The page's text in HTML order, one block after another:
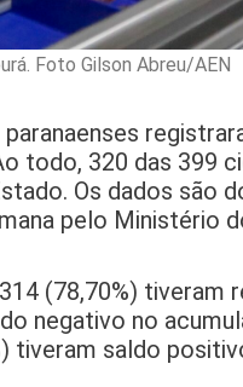
Foto Gilson Abreu/AEN
todo, 320 das 399
Os dados são
pelo Ministério
(78,70%)
negativo no
tiveram saldo